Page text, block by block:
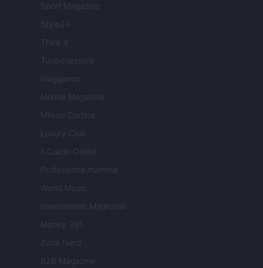
Sport Magazine
Style24
Think.it
Tuobenessere
Viaggiamo
Nonne Magazine
Milano Cortina
Luxury Club
Il Calcio Online
Professione mamma
World Music
Investimenti Magazine
Money 365
Zona Nerd
B2B Magazine